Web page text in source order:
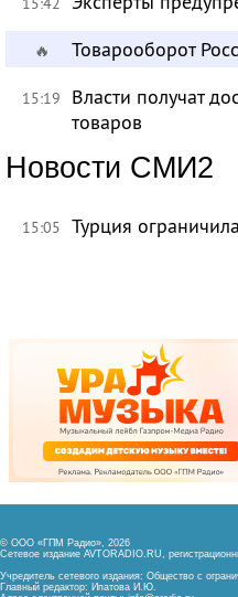
🔥 Товарооборот
15:19
Власти получат
товаров
Новости СМИ2
15:05 Турция
© ООО «ГПМ Радио», 2026
Сетевое издание AVTORADIO.RU,
Учредитель сетевого издания: Общество с
Главный редактор: Ипатова И.Ю.